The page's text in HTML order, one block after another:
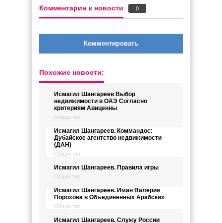
Комментарии к новости 0
Комментировать
Похожие новости:
Исмагил Шангареев Выбор
недвижимости в ОАЭ Согласно
критериям Авиценны
Общество
Исмагил Шангареев. Коммандос:
Дубайское агентство недвижимости
(ДАН)
Общество
Исмагил Шангареев. Правила игры
Общество
Исмагил Шангареев. Иман Валерия
Порохова в Объединенных Арабских
Общество
Исмагил Шангареев. Служу России